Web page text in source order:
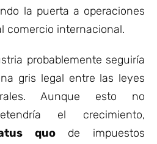
la puerta a operaciones
comercio internacional.
probablemente seguiría
gris legal entre las leyes
Aunque esto no
el crecimiento,
quode impuestos